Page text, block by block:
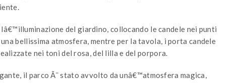
del giardino, collocando le candele nei punti
bellissima atmosfera, mentre per la tavola, i porta candele
nei toni del rosa, del lilla e del porpora.
il parco Ã¨ stato avvolto da unâ€™atmosfera magica,